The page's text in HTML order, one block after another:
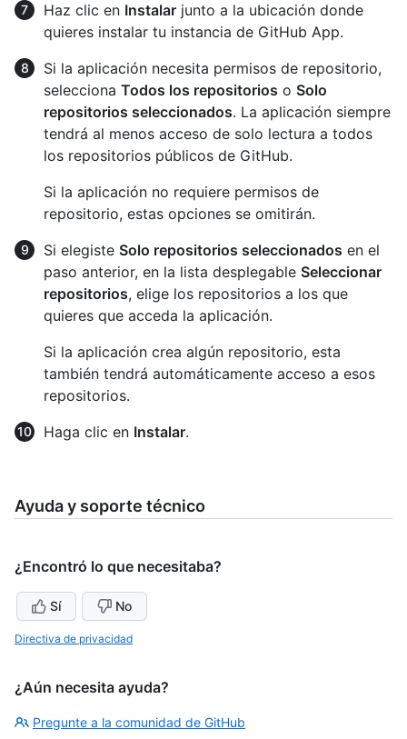
Haz clic en Instalar junto a la ubicación donde
quieres instalar tu instancia de GitHub App.
Si la aplicación necesita permisos de repositorio,
selecciona Todos los repositorios o Solo
repositorios seleccionados. La aplicación siempre
tendrá al menos acceso de solo lectura a todos
los repositorios públicos de GitHub.
Si la aplicación no requiere permisos de
repositorio, estas opciones se omitirán.
Si elegiste Solo repositorios seleccionados en el
paso anterior, en la lista desplegable Seleccionar
repositorios, elige los repositorios a los que
quieres que acceda la aplicación.
Si la aplicación crea algún repositorio, esta
también tendrá automáticamente acceso a esos
repositorios.
Haga clic en Instalar.
Ayuda y soporte técnico
¿Encontró lo que necesitaba?
Sí No
Directiva de privacidad
¿Aún necesita ayuda?
Pregunte a la comunidad de GitHub